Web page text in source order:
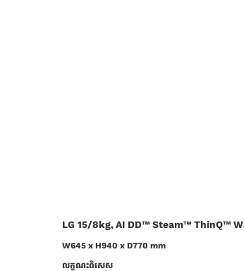
LG 15/8kg, AI DD™ Steam™ ThinQ™
W645 x H940 x D770 mm
‍លក្ខណះពិសេស